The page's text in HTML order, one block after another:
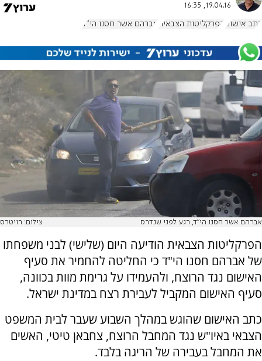
19.04.16, 16:35
כתב אישום הפרקליטות הצבאית אברהם אשר חסנו הי"ד
אברהם אשר חסנו הי"ד, רגע לפני שנדרס צילום: רויטרס
הפרקליטות הצבאית הודיעה היום (שלישי) לבני משפחתו
של אברהם חסנו הי"ד כי החליטה להחמיר את סעיף
האישום נגד הרוצח, ולהעמידו על גרימת מוות בכוונה,
סעיף האישום המקביל לעבירת רצח במדינת ישראל.
כתב האישום שהוגש במהלך השבוע שעבר לבית המשפט
הצבאי באיו"ש נגד המחבל הרוצח, צחבאן טיטי, האשים
את המחבל בעבירה של הריגה בלבד.